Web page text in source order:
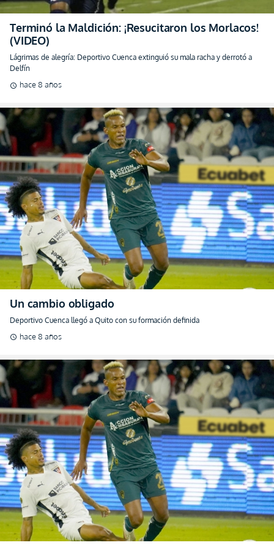
Terminó la Maldición: ¡Resucitaron los Morlacos!
(VIDEO)
Lágrimas de alegría: Deportivo Cuenca extinguió su mala racha y derrotó a
Delfín
schedule hace 8 años
Un cambio obligado
Deportivo Cuenca llegó a Quito con su formación definida
schedule hace 8 años